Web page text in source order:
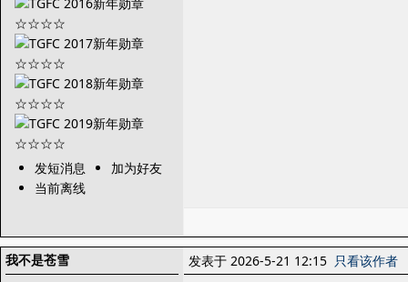
发短消息
加为好友
当前离线
我不是苍雪
发表于 2026-5-21 12:15 只看该作者